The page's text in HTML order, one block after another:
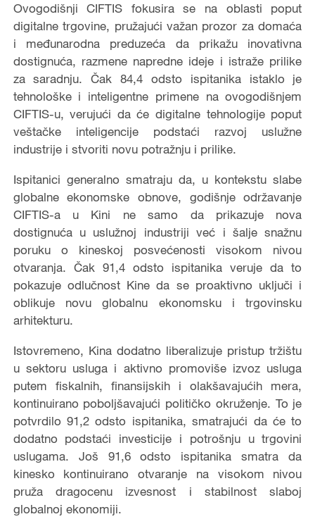
Ovogodišnji CIFTIS fokusira se na oblasti poput
digitalne trgovine, pružajući važan prozor za domaća
i međunarodna preduzeća da prikažu inovativna
dostignuća, razmene napredne ideje i istraže prilike
za saradnju. Čak 84,4 odsto ispitanika istaklo je
tehnološke i inteligentne primene na ovogodišnjem
CIFTIS-u, verujući da će digitalne tehnologije poput
veštačke inteligencije podstaći razvoj uslužne
industrije i stvoriti novu potražnju i prilike.
Ispitanici generalno smatraju da, u kontekstu slabe
globalne ekonomske obnove, godišnje održavanje
CIFTIS-a u Kini ne samo da prikazuje nova
dostignuća u uslužnoj industriji već i šalje snažnu
poruku o kineskoj posvećenosti visokom nivou
otvaranja. Čak 91,4 odsto ispitanika veruje da to
pokazuje odlučnost Kine da se proaktivno uključi i
oblikuje novu globalnu ekonomsku i trgovinsku
arhitekturu.
Istovremeno, Kina dodatno liberalizuje pristup tržištu
u sektoru usluga i aktivno promoviše izvoz usluga
putem fiskalnih, finansijskih i olakšavajućih mera,
kontinuirano poboljšavajući političko okruženje. To je
potvrdilo 91,2 odsto ispitanika, smatrajući da će to
dodatno podstaći investicije i potrošnju u trgovini
uslugama. Još 91,6 odsto ispitanika smatra da
kinesko kontinuirano otvaranje na visokom nivou
pruža dragocenu izvesnost i stabilnost slaboj
globalnoj ekonomiji.